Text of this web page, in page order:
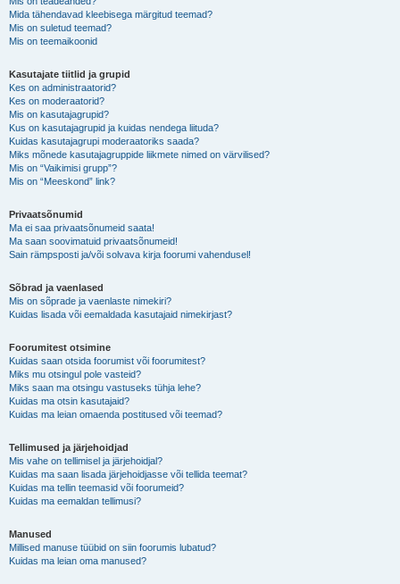
Mida tähendavad kleebisega märgitud teemad?
Mis on suletud teemad?
Mis on teemaikoonid
Kasutajate tiitlid ja grupid
Kes on administraatorid?
Kes on moderaatorid?
Mis on kasutajagrupid?
Kus on kasutajagrupid ja kuidas nendega liituda?
Kuidas kasutajagrupi moderaatoriks saada?
Miks mõnede kasutajagruppide liikmete nimed on värvilised?
Mis on “Vaikimisi grupp”?
Mis on “Meeskond” link?
Privaatsõnumid
Ma ei saa privaatsõnumeid saata!
Ma saan soovimatuid privaatsõnumeid!
Sain rämpsposti ja/või solvava kirja foorumi vahendusel!
Sõbrad ja vaenlased
Mis on sõprade ja vaenlaste nimekiri?
Kuidas lisada või eemaldada kasutajaid nimekirjast?
Foorumitest otsimine
Kuidas saan otsida foorumist või foorumitest?
Miks mu otsingul pole vasteid?
Miks saan ma otsingu vastuseks tühja lehe?
Kuidas ma otsin kasutajaid?
Kuidas ma leian omaenda postitused või teemad?
Tellimused ja järjehoidjad
Mis vahe on tellimisel ja järjehoidjal?
Kuidas ma saan lisada järjehoidjasse või tellida teemat?
Kuidas ma tellin teemasid või foorumeid?
Kuidas ma eemaldan tellimusi?
Manused
Millised manuse tüübid on siin foorumis lubatud?
Kuidas ma leian oma manused?